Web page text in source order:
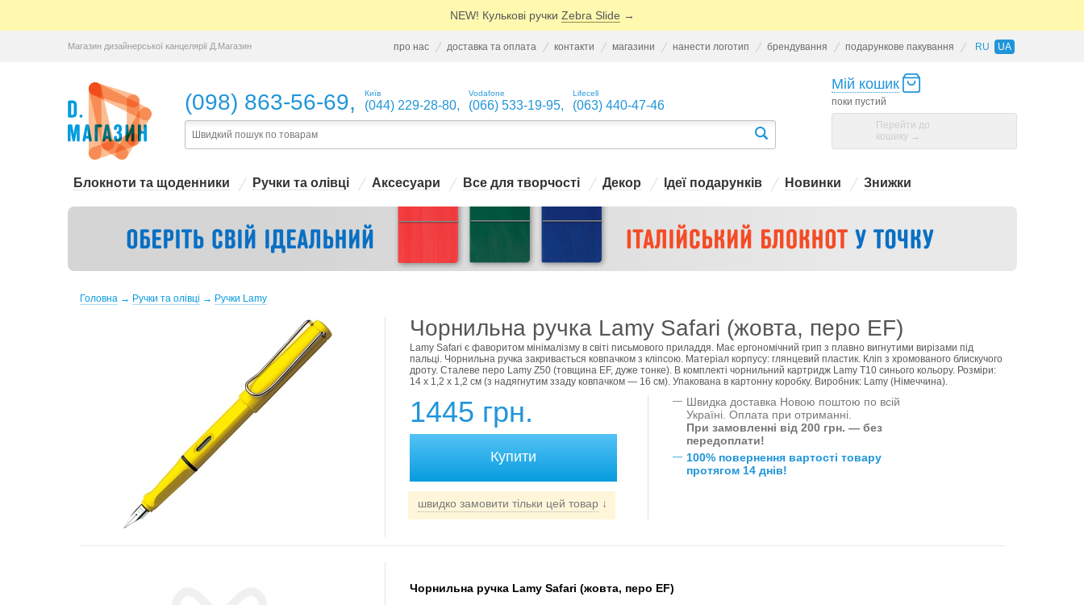
NEW! Кулькові ручки Zebra Slide →
Магазин дизайнерської канцелярії Д.Магазин про нас доставка та оплата контакти магазини нанести логотип брендування подарункове пакування RU UA
(098) 863-56-69, Київ
(044) 229-28-80,
Vodafone
(066) 533-19-95,
Lifecell
(063) 440-47-46
Мій кошик
поки пустий
Перейти до
кошику →
Блокноти та щоденники Ручки та олівці Аксесуари Все для творчості Декор Ідеї подарунків Новинки Знижки
Головна → Ручки та олівці → Ручки Lamy
Чорнильна ручка Lamy Safari (жовта, перо EF)
Lamy Safari є фаворитом мінімалізму в світі письмового приладдя. Має ергономічний грип з плавно вигнутими вирізами під
пальці. Чорнильна ручка закривається ковпачком з кліпсою. Матеріал корпусу: глянцевий пластик. Кліп з хромованого блискучого
дроту. Сталеве перо Lamy Z50 (товщина EF, дуже тонке). В комплекті чорнильний картридж Lamy Т10 синього кольору. Розміри:
14 х 1,2 х 1,2 см (з надягнутим ззаду ковпачком — 16 см). Упакована в картонну коробку. Виробник: Lamy (Німеччина).
1445 грн.
швидко замовити тільки цей товар↓
— Швидка доставка Новою поштою по всій
Україні. Оплата при отриманні.
При замовленні від 200 грн. — без
передоплати!
— 100% повернення вартості товару
протягом 14 днів!
Чорнильна ручка Lamy Safari (жовта, перо EF)